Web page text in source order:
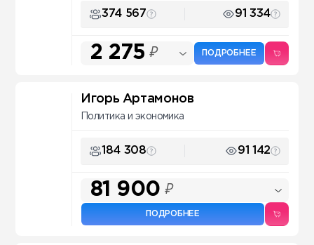
374 567 91 334
2 275 ₽ ПОДРОБНЕЕ
Игорь Артамонов
Политика и экономика
184 308 91 142
81 900 ₽
ПОДРОБНЕЕ